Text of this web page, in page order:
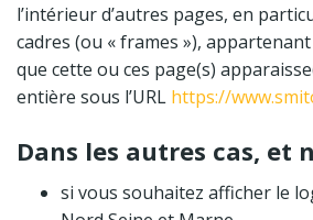
l’intérieur d’autres pages, en
cadres (ou «frames »),
que cette ou ces page(s)
entière sous l’URL https://
Dans les autres cas, et
si vous souhaitez afficher le